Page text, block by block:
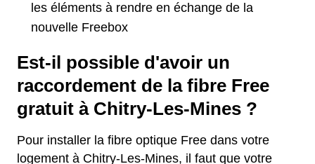
les éléments à rendre en échange de la
nouvelle Freebox
Est-il possible d'avoir un
raccordement de la fibre Free
gratuit à Chitry-Les-Mines ?
Pour installer la fibre optique Free dans votre
logement à Chitry-Les-Mines, il faut que votre